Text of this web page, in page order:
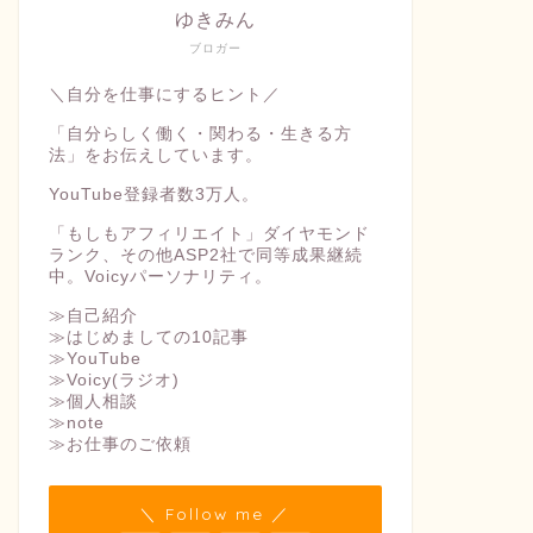
ブロガー
ゆきみん
＼自分を仕事にするヒント／
「自分らしく働く・関わる・生きる方
法」をお伝えしています。
YouTube登録者数3万人。
「もしもアフィリエイト」ダイヤモンド
ランク、その他ASP2社で同等成果継続
中。Voicyパーソナリティ。
≫自己紹介
≫はじめましての10記事
≫YouTube
≫Voicy(ラジオ)
≫個人相談
≫note
≫お仕事のご依頼
＼ Follow me ／